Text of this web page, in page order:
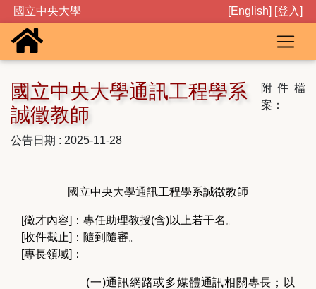
國立中央大學 [English] [登入]
國立中央大學通訊工程學系
誠徵教師
公告日期 : 2025-11-28
附件檔
案：
國立中央大學通訊工程學系誠徵教師
[徵才內容]：專任助理教授(含)以上若干名。
[收件截止]：隨到隨審。
[專長領域]：
(一)通訊網路或多媒體通訊相關專長；以